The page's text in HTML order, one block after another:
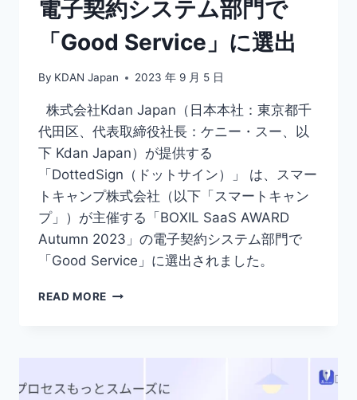
た
な
可
能
電子契約システム部門で
「Good Service」に選出
By KDAN Japan 2023 年 9 月 5 日
株式会社Kdan Japan（日本本社：東京都千
代田区、代表取締役社長：ケニー・スー、以
下 Kdan Japan）が提供する
「DottedSign（ドットサイン）」 は、スマー
トキャンプ株式会社（以下「スマートキャン
プ」）が主催する「BOXIL SaaS AWARD
Autumn 2023」の電子契約システム部門で
「Good Service」に選出されました。
READ MORE 電
ビ